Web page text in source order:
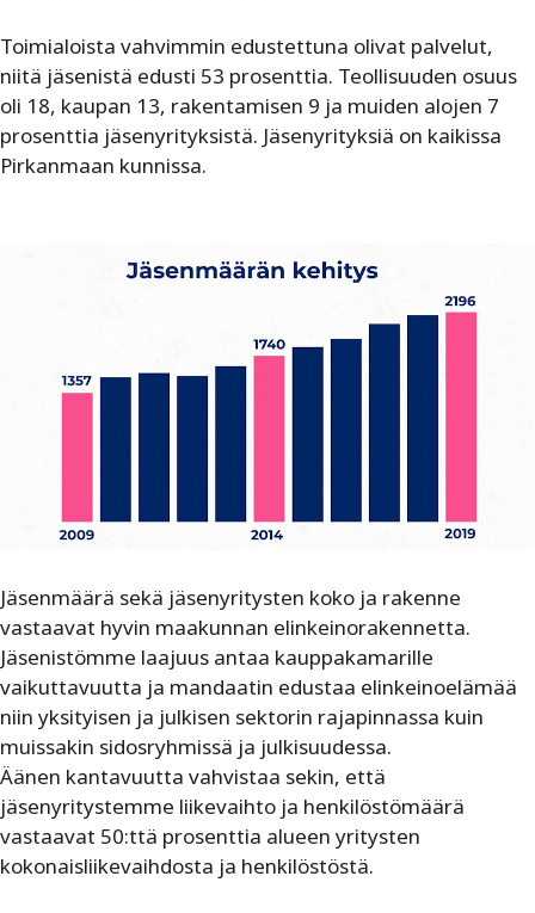
Toimialoista vahvimmin edustettuna olivat palvelut,
niitä jäsenistä edusti 53 prosenttia. Teollisuuden osuus
oli 18, kaupan 13, rakentamisen 9 ja muiden alojen 7
prosenttia jäsenyrityksistä. Jäsenyrityksiä on kaikissa
Pirkanmaan kunnissa.
Jäsenmäärä sekä jäsenyritysten koko ja rakenne
vastaavat hyvin maakunnan elinkeinorakennetta.
Jäsenistömme laajuus antaa kauppakamarille
vaikuttavuutta ja mandaatin edustaa elinkeinoelämää
niin yksityisen ja julkisen sektorin rajapinnassa kuin
muissakin sidosryhmissä ja julkisuudessa.
Äänen kantavuutta vahvistaa sekin, että
jäsenyritystemme liikevaihto ja henkilöstömäärä
vastaavat 50:ttä prosenttia alueen yritysten
kokonaisliikevaihdosta ja henkilöstöstä.